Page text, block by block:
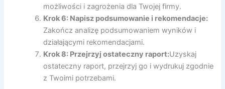
możliwości i zagrożenia dla Twojej firmy.
Krok 6: Napisz podsumowanie i rekomendacje:
Zakończ analizę podsumowaniem wyników i
działającymi rekomendacjami.
Krok 8: Przejrzyj ostateczny raport:Uzyskaj
ostateczny raport, przejrzyj go i wydrukuj zgodnie
z Twoimi potrzebami.